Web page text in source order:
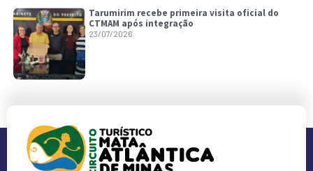
Tarumirim recebe primeira visita oficial do
CTMAM após integração
23/07/2026